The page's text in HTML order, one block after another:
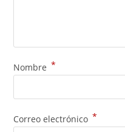
Nombre *
Correo electrónico *